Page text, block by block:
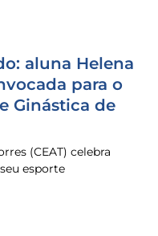
aluna Helena
para o
Ginástica de
(CEAT) celebra
esporte